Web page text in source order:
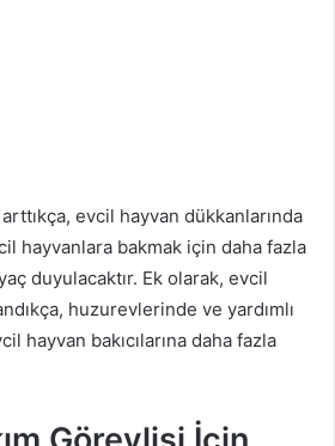
evcil hayvan dükkanlarında
hayvanlara bakmak için daha fazla
duyulacaktır. Ek olarak, evcil
huzurevlerinde ve yardımlı
hayvan bakıcılarına daha fazla